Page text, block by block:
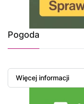
Pogoda
Więcej informacji